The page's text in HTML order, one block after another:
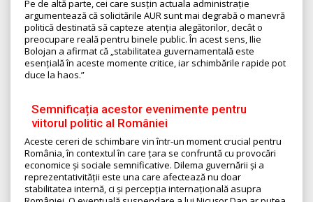
Pe de altă parte, cei care susțin actuala administrație
argumentează că solicitările AUR sunt mai degrabă o manevră
politică destinată să capteze atenția alegătorilor, decât o
preocupare reală pentru binele public. În acest sens, Ilie
Bolojan a afirmat că „stabilitatea guvernamentală este
esențială în aceste momente critice, iar schimbările rapide pot
duce la haos.”
Semnificația acestor evenimente pentru
viitorul politic al României
Aceste cereri de schimbare vin într-un moment crucial pentru
România, în contextul în care țara se confruntă cu provocări
economice și sociale semnificative. Dilema guvernării și a
reprezentativității este una care afectează nu doar
stabilitatea internă, ci și percepția internațională asupra